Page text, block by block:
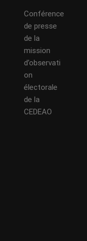
Conférence
de presse
de la
mission
d’observati
on
électorale
de la
CEDEAO